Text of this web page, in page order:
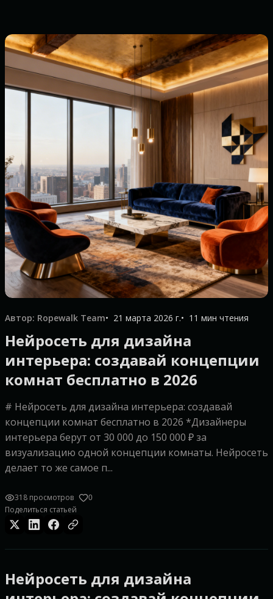
Автор: Ropewalk Team 21 марта 2026 г. 11 мин чтения
Нейросеть для дизайна
интерьера: создавай концепции
комнат бесплатно в 2026
# Нейросеть для дизайна интерьера: создавай
концепции комнат бесплатно в 2026 *Дизайнеры
интерьера берут от 30 000 до 150 000 ₽ за
визуализацию одной концепции комнаты. Нейросеть
делает то же самое п...
318 просмотров 0
Поделиться статьей
Нейросеть для дизайна